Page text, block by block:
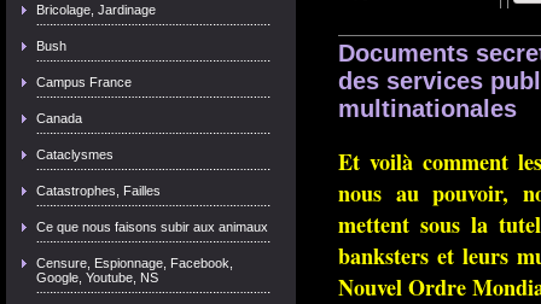
Bricolage, Jardinage
Bush
Campus France
Canada
Cataclysmes
Catastrophes, Failles
Ce que nous faisons subir aux animaux
Censure, Espionnage, Facebook,
Google, Youtube, NS
Documents
des services
multinationales
Et voilà comment
nous au pouvoir,
mettent sous la
banksters et leurs
Nouvel Ordre